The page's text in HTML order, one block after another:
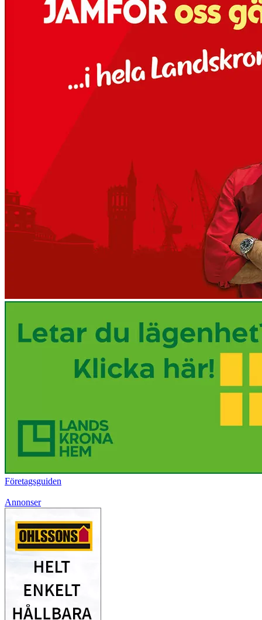
Företagsguiden
Annonser